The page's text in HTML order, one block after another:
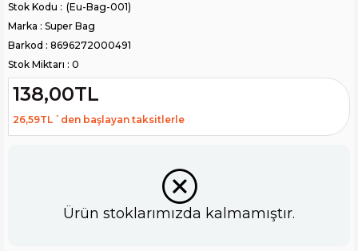
(Eu-Bag-001)
Marka : Super Bag
Barkod : 8696272000491
Stok Miktarı : 0
138,00TL
26,59TL `den başlayan taksitlerle
Ürün stoklarımızda kalmamıştır.